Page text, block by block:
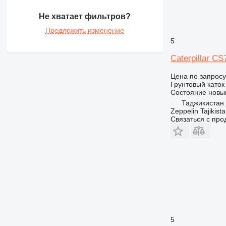
Не хватает фильтров?
Предложить изменение
5
Caterpillar
Цена по запросу
Грунтовый каток
Состояние
Таджикистан
Zeppelin
Связаться с
5